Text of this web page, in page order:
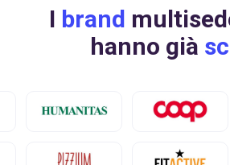
I brand
hanno già